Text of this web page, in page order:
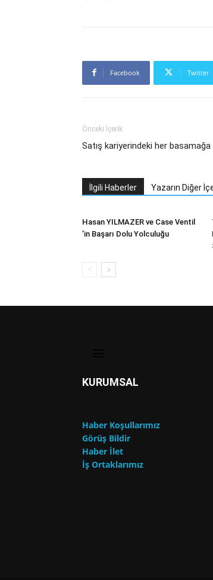
Facebook Twitter
Önceki İçerik
Satış kariyerindeki her
İlgili Haberler Yazarın Diğer
Hasan YILMAZER ve Case Ventil
’in Başarı Dolu Yolculuğu
KURUMSAL
Haber Koşullarımız
Görüş Bildir
Haber İlet
İş Ortaklarımız